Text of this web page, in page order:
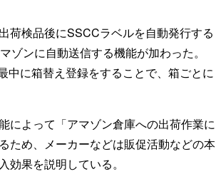
荷検品後にSSCCラベルを自動発行する
ンに自動送信する機能が加わった。
に箱替え登録をすることで、箱ごとに
によって「アマゾン倉庫への出荷作業に
ため、メーカーなどは販促活動などの本
果を説明している。